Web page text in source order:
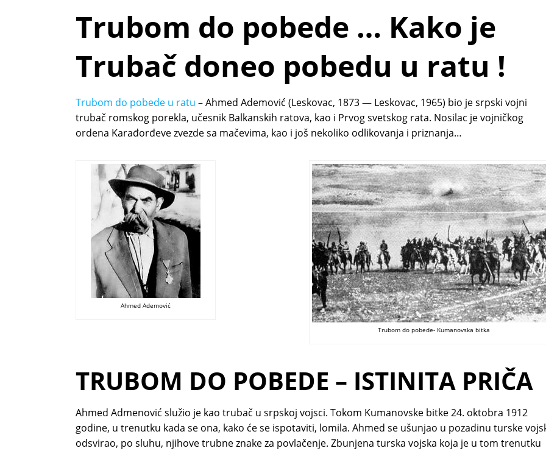
Trubom do pobede … Kako je
Trubač doneo pobedu u ratu !
Trubom do pobede u ratu – Ahmed Ademović (Leskovac, 1873 — Leskovac, 1965) bio je srpski vojni
trubač romskog porekla, učesnik Balkanskih ratova, kao i Prvog svetskog rata. Nosilac je vojničkog
ordena Karađorđeve zvezde sa mačevima, kao i još nekoliko odlikovanja i priznanja…
Ahmed Ademović
Trubom do pobede- Kumanovska bitka
TRUBOM DO POBEDE – ISTINITA PRIČA
Ahmed Admenović služio je kao trubač u srpskoj vojsci. Tokom Kumanovske bitke 24. oktobra 1912
godine, u trenutku kada se ona, kako će se ispotaviti, lomila. Ahmed se ušunjao u pozadinu turske
odsvirao, po sluhu, njihove trubne znake za povlačenje. Zbunjena turska vojska koja je u tom trenutku